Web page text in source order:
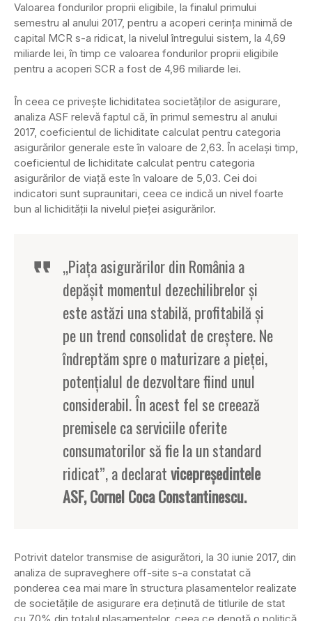
Valoarea fondurilor proprii eligibile, la finalul primului
semestru al anului 2017, pentru a acoperi cerinţa minimă de
capital MCR s-a ridicat, la nivelul întregului sistem, la 4,69
miliarde lei, în timp ce valoarea fondurilor proprii eligibile
pentru a acoperi SCR a fost de 4,96 miliarde lei.
În ceea ce priveşte lichiditatea societăţilor de asigurare,
analiza ASF relevă faptul că, în primul semestru al anului
2017, coeficientul de lichiditate calculat pentru categoria
asigurărilor generale este în valoare de 2,63. În acelaşi timp,
coeficientul de lichiditate calculat pentru categoria
asigurărilor de viaţă este în valoare de 5,03. Cei doi
indicatori sunt supraunitari, ceea ce indică un nivel foarte
bun al lichidităţii la nivelul pieţei asigurărilor.
„Piaţa asigurărilor din România a
depăşit momentul dezechilibrelor şi
este astăzi una stabilă, profitabilă şi
pe un trend consolidat de creştere. Ne
îndreptăm spre o maturizare a pieţei,
potenţialul de dezvoltare fiind unul
considerabil. În acest fel se creează
premisele ca serviciile oferite
consumatorilor să fie la un standard
ridicat”, a declaratvicepreşedintele
ASF, Cornel Coca Constantinescu.
Potrivit datelor transmise de asigurători, la 30 iunie 2017, din
analiza de supraveghere off-site s-a constatat că
ponderea cea mai mare în structura plasamentelor realizate
de societăţile de asigurare era deţinută de titlurile de stat